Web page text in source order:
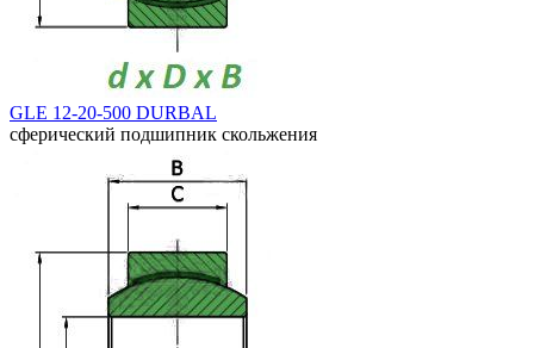
GLE 12-20-500 DURBAL
сферический подшипник скольжения